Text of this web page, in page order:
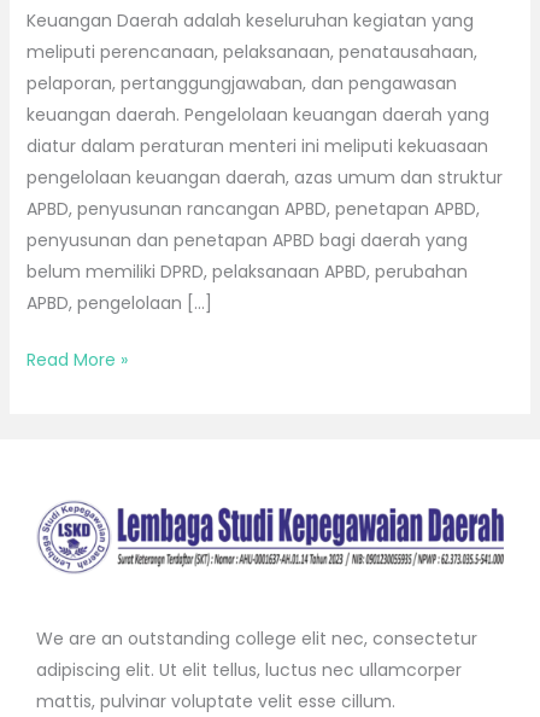
Keuangan Daerah adalah keseluruhan kegiatan yang
meliputi perencanaan, pelaksanaan, penatausahaan,
pelaporan, pertanggungjawaban, dan pengawasan
keuangan daerah. Pengelolaan keuangan daerah yang
diatur dalam peraturan menteri ini meliputi kekuasaan
pengelolaan keuangan daerah, azas umum dan struktur
APBD, penyusunan rancangan APBD, penetapan APBD,
penyusunan dan penetapan APBD bagi daerah yang
belum memiliki DPRD, pelaksanaan APBD, perubahan
APBD, pengelolaan […]
Read More »
We are an outstanding college elit nec, consectetur
adipiscing elit. Ut elit tellus, luctus nec ullamcorper
mattis, pulvinar voluptate velit esse cillum.